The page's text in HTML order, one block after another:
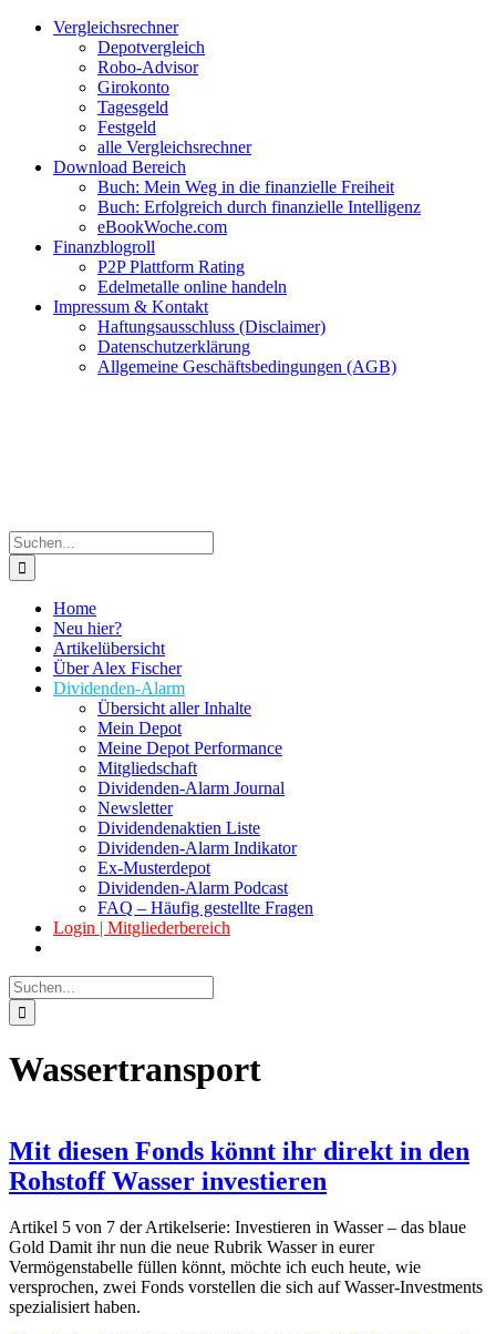
Zum
Facebook
Twitter
Instagram
Pinterest
YouTubeVergleichsrechner
Depotvergleich
Robo-Advisor
Girokonto
Tagesgeld
Festgeld
alle Vergleichsrechner
Download Bereich
Buch: Mein Weg in die finanzielle Freiheit
Buch: Erfolgreich durch finanzielle Intelligenz
eBookWoche.com
Finanzblogroll
P2P Plattform Rating
Edelmetalle online handeln
Impressum & Kontakt
Haftungsausschluss (Disclaimer)
Datenschutzerklärung
Allgemeine Geschäftsbedingungen (AGB)
Suche
nach:
Home
Neu hier?
Artikelübersicht
Über Alex Fischer
Dividenden-Alarm
Übersicht aller Inhalte
Mein Depot
Meine Depot Performance
Mitgliedschaft
Dividenden-Alarm Journal
Newsletter
Dividendenaktien Liste
Dividenden-Alarm Indikator
Ex-Musterdepot
Dividenden-Alarm Podcast
FAQ – Häufig gestellte Fragen
Login | Mitgliederbereich
Suche
nach:
Wassertransport
Mit diesen Fonds könnt ihr direkt in den
Rohstoff Wasser investieren
Artikel 5 von 7 der Artikelserie: Investieren in Wasser – das blaue
Gold Damit ihr nun die neue Rubrik Wasser in eurer
Vermögenstabelle füllen könnt, möchte ich euch heute, wie
versprochen, zwei Fonds vorstellen die sich auf Wasser-Investments
spezialisiert haben.